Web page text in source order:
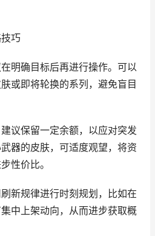
巧
明确目标后再进行操作。可以
或即将轮换的系列，避免盲目
议保留一定余额，以应对突发
器的皮肤，可适度观望，将资
性价比。
新规律进行时刻规划，比如在
中上架动向，从而进步获取概